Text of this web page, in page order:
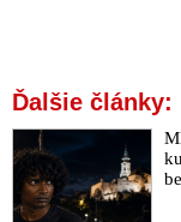
Ďalšie články: